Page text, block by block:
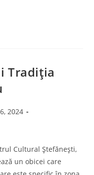
Tradiția
2024
Cultural Ștefănești,
un obicei care